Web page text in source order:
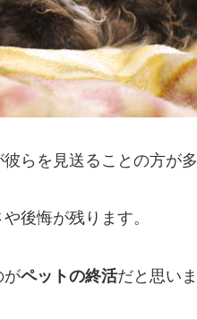
らを見送ることの方が多
後悔が残ります。
がペットの終活だと思いま